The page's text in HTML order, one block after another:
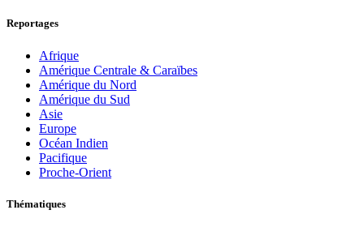
Reportages
Afrique
Amérique Centrale & Caraïbes
Amérique du Nord
Amérique du Sud
Asie
Europe
Océan Indien
Pacifique
Proche-Orient
Thématiques